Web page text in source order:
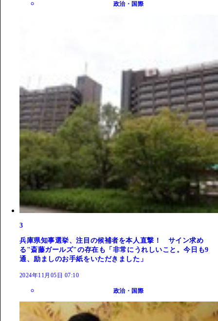
政治・国際
3
兵庫県知事選挙、注目の候補者を本人直撃！ サイン求め
る"斎藤ガールズ"の存在も「非常にうれしいこと。今日も9
通、励ましのお手紙をいただきました」
2024年11月05日 07:10
政治・国際